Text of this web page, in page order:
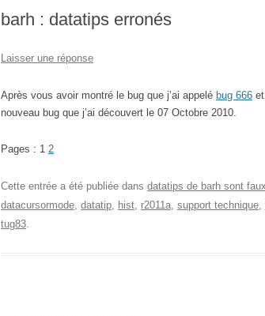
barh : datatips erronés
Laisser une réponse
Après vous avoir montré le bug que j’ai appelé bug 666
nouveau bug que j’ai découvert le 07 Octobre 2010.
Pages : 1 2
Cette entrée a été publiée dans datatips de barh sont faux
datacursormode, datatip, hist, r2011a, support technique,
tug83.